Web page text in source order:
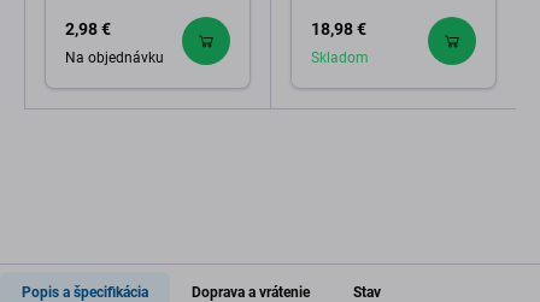
2,98 €
Na objednávku
18,98 €
Skladom
Popis a špecifikácia Doprava a vrátenie Stav